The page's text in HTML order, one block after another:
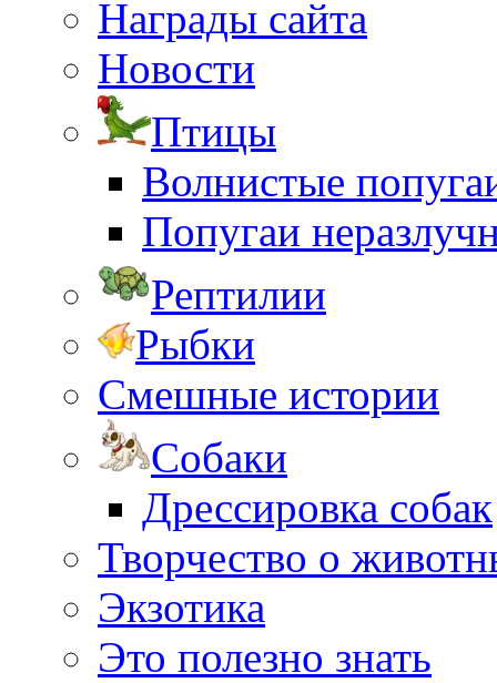
Награды сайта
Новости
Птицы
Волнистые
Попугаи
Рептилии
Рыбки
Смешные истории
Собаки
Дрессировка собак
Творчество о
Экзотика
Это полезно знать